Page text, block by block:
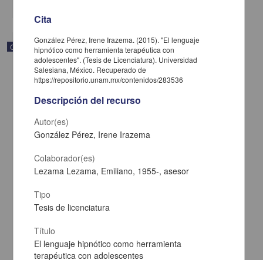
Correspondencia postal
informa se irá a la costa por prescripción médica
Maytorena, José María
[sin fecha]
Cita
González Pérez, Irene Irazema. (2015). "El lenguaje
hipnótico como herramienta terapéutica con
adolescentes". (Tesis de Licenciatura). Universidad
Salesiana, México. Recuperado de
https://repositorio.unam.mx/contenidos/283536
Descripción del recurso
Autor(es)
González Pérez, Irene Irazema
Colaborador(es)
Lezama Lezama, Emiliano, 1955-, asesor
Tipo
Tesis de licenciatura
Título
El lenguaje hipnótico como herramienta
terapéutica con adolescentes